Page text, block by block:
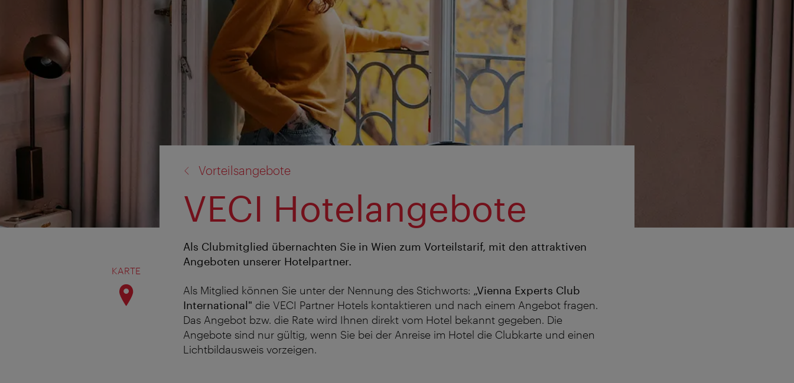
KARTE
Vorteilsangebote
VECI Hotelangebote
Als Clubmitglied übernachten Sie in Wien zum Vorteilstarif, mit den attraktiven
Angeboten unserer Hotelpartner.
Als Mitglied können Sie unter der Nennung des Stichworts: „Vienna Experts Club
International" die VECI Partner Hotels kontaktieren und nach einem Angebot fragen.
Das Angebot bzw. die Rate wird Ihnen direkt vom Hotel bekannt gegeben. Die
Angebote sind nur gültig, wenn Sie bei der Anreise im Hotel die Clubkarte und einen
Lichtbildausweis vorzeigen.